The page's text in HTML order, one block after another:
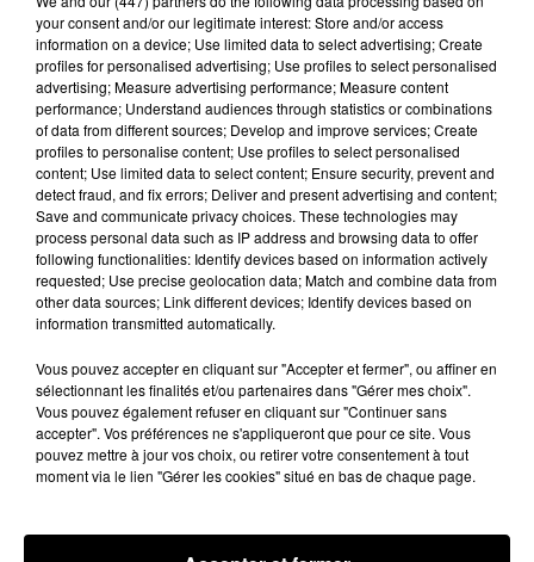
12 mai 2023
préoccupations
11 mai 2023
À l’ISVM, les étudiants
ont déjà un pied dans le
monde professionnel
your consent and/or our legitimate interest: Store and/or access
information on a device; Use limited data to select advertising; Create
profiles for personalised advertising; Use profiles to select personalised
advertising; Measure advertising performance; Measure content
performance; Understand audiences through statistics or combinations
of data from different sources; Develop and improve services; Create
profiles to personalise content; Use profiles to select personalised
content; Use limited data to select content; Ensure security, prevent and
detect fraud, and fix errors; Deliver and present advertising and content;
Save and communicate privacy choices. These technologies may
process personal data such as IP address and browsing data to offer
following functionalities: Identify devices based on information actively
requested; Use precise geolocation data; Match and combine data from
other data sources; Link different devices; Identify devices based on
information transmitted automatically.
Vous pouvez accepter en cliquant sur "Accepter et fermer", ou affiner en
sélectionnant les finalités et/ou partenaires dans "Gérer mes choix".
Vous pouvez également refuser en cliquant sur "Continuer sans
accepter". Vos préférences ne s'appliqueront que pour ce site. Vous
pouvez mettre à jour vos choix, ou retirer votre consentement à tout
moment via le lien "Gérer les cookies" situé en bas de chaque page.